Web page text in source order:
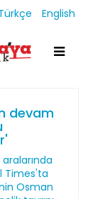
English
devam
Times'ta
Osman